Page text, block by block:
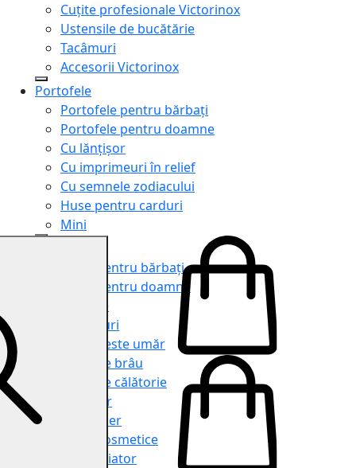
Cuțite profesionale Victorinox
Ustensile de bucătărie
Tacâmuri
Accesorii Victorinox
Portofele
Portofele pentru bărbați
Portofele pentru doamne
Cu lănțișor
Cu imprimeuri în relief
Cu semnele zodiacului
Huse pentru carduri
Mini
Genți pentru bărbați
Genți pentru doamne
Serviete
Rucsacuri
Genți peste umăr
Genți de brâu
Genți de călătorie
Shopper
Organiser
Truse cosmetice
Seria Aviator